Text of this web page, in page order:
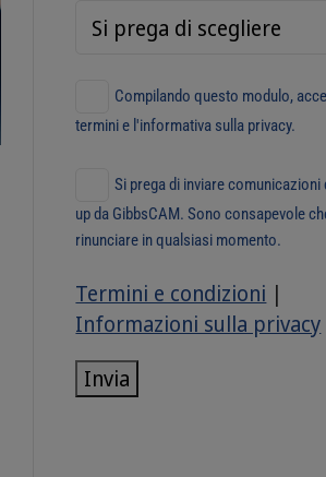
Compilando questo modulo,
termini e l'informativa sulla privacy.
Si prega di inviare
up da GibbsCAM. Sono consapevole
rinunciare in qualsiasi momento.
Termini e condizioni |
Informazioni sulla privacy
Invia